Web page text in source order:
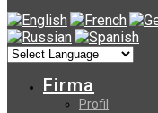
Firma
Profil